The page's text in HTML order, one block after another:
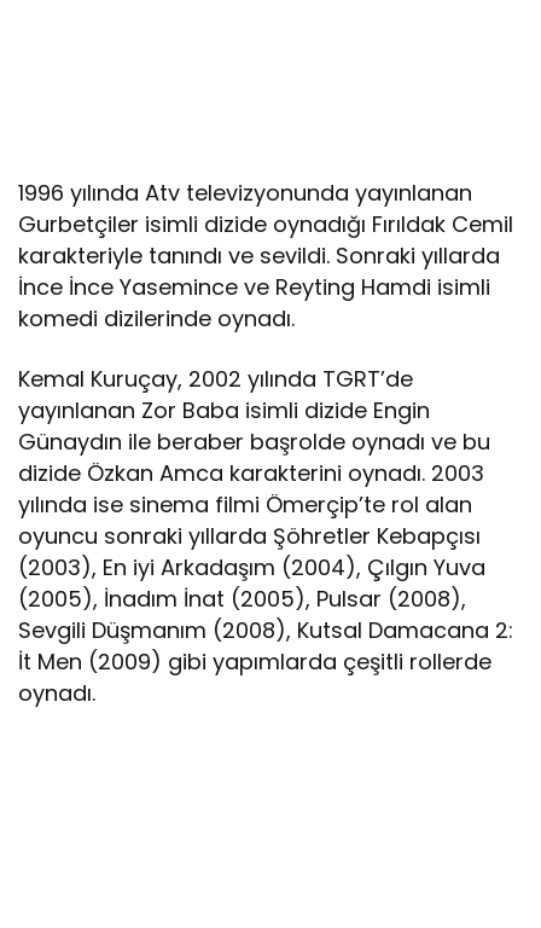
1996 yılında Atv televizyonunda yayınlanan
Gurbetçiler isimli dizide oynadığı Fırıldak Cemil
karakteriyle tanındı ve sevildi. Sonraki yıllarda
İnce İnce Yasemince ve Reyting Hamdi isimli
komedi dizilerinde oynadı.
Kemal Kuruçay, 2002 yılında TGRT’de
yayınlanan Zor Baba isimli dizide Engin
Günaydın ile beraber başrolde oynadı ve bu
dizide Özkan Amca karakterini oynadı. 2003
yılında ise sinema filmi Ömerçip’te rol alan
oyuncu sonraki yıllarda Şöhretler Kebapçısı
(2003), En iyi Arkadaşım (2004), Çılgın Yuva
(2005), İnadım İnat (2005), Pulsar (2008),
Sevgili Düşmanım (2008), Kutsal Damacana 2:
İt Men (2009) gibi yapımlarda çeşitli rollerde
oynadı.